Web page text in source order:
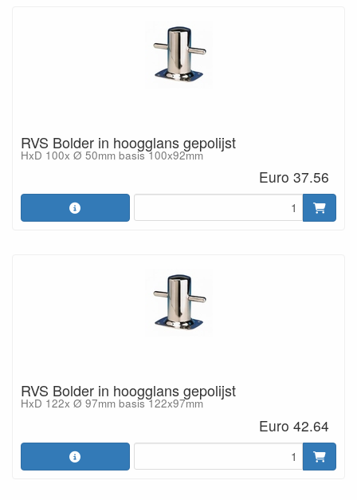
RVS Bolder in hoogglans gepolijst
HxD 100x Ø 50mm basis 100x92mm
Euro 37.56
RVS Bolder in hoogglans gepolijst
HxD 122x Ø 97mm basis 122x97mm
Euro 42.64